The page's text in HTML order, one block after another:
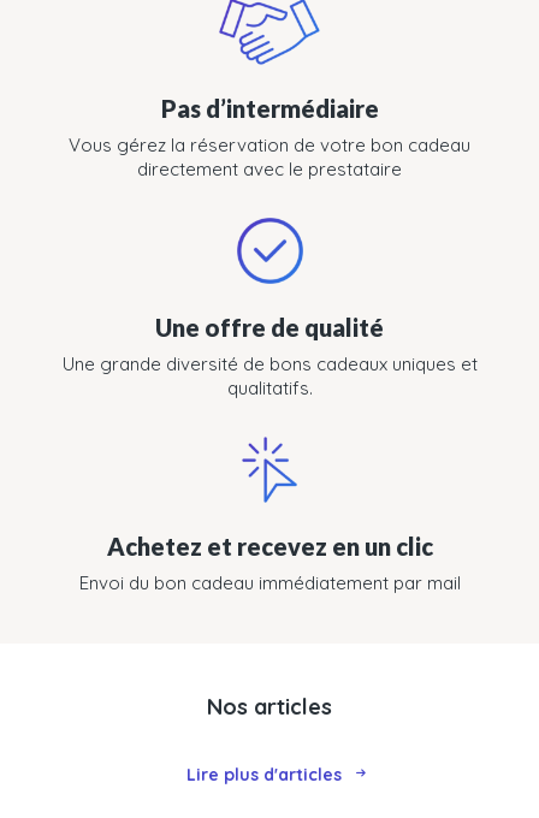
Pas d’intermédiaire
Vous gérez la réservation de votre bon cadeau
directement avec le prestataire
Une offre de qualité
Une grande diversité de bons cadeaux uniques et
qualitatifs.
Achetez et recevez en un clic
Envoi du bon cadeau immédiatement par mail
Nos articles
Lire plus d'articles